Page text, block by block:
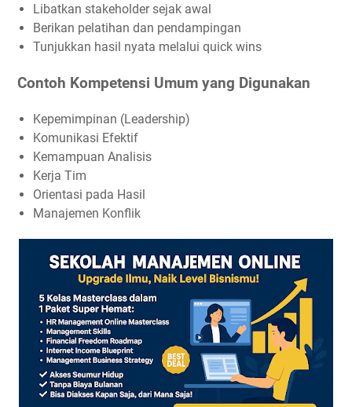
Libatkan stakeholder sejak awal
Berikan pelatihan dan pendampingan
Tunjukkan hasil nyata melalui quick wins
Contoh Kompetensi Umum yang Digunakan
Kepemimpinan (Leadership)
Komunikasi Efektif
Kemampuan Analisis
Kerja Tim
Orientasi pada Hasil
Manajemen Konflik